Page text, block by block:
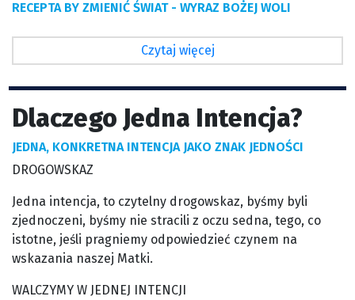
RECEPTA BY ZMIENIĆ ŚWIAT - WYRAZ BOŻEJ WOLI
Czytaj więcej
Dlaczego Jedna Intencja?
JEDNA, KONKRETNA INTENCJA JAKO ZNAK JEDNOŚCI
DROGOWSKAZ
Jedna intencja, to czytelny drogowskaz, byśmy byli
zjednoczeni, byśmy nie stracili z oczu sedna, tego, co
istotne, jeśli pragniemy odpowiedzieć czynem na
wskazania naszej Matki.
WALCZYMY W JEDNEJ INTENCJI